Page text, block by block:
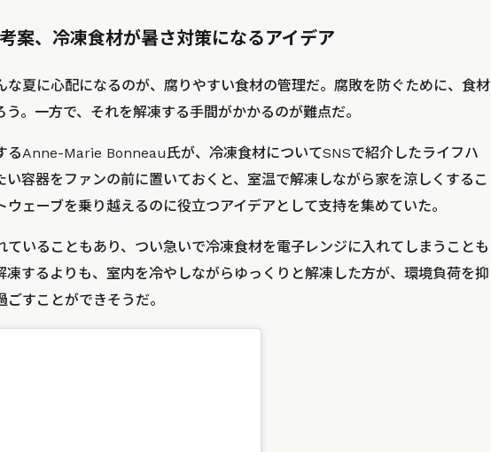
案、冷凍食材が暑さ対策になるアイデア
夏に心配になるのが、腐りやすい食材の管理だ。腐敗を防ぐために、食材
。一方で、それを解凍する手間がかかるのが難点だ。
るAnne-Marie Bonneau氏が、冷凍食材についてSNSで紹介したライフハ
容器をファンの前に置いておくと、室温で解凍しながら家を涼しくするこ
ェーブを乗り越えるのに役立つアイデアとして支持を集めていた。
いることもあり、つい急いで冷凍食材を電子レンジに入れてしまうことも
するよりも、室内を冷やしながらゆっくりと解凍した方が、環境負荷を抑
すことができそうだ。